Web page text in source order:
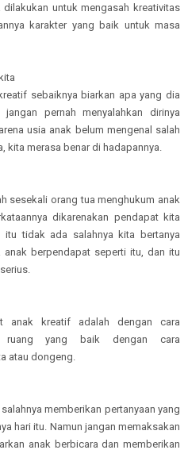
untuk mengasah kreativitas
karakter yang baik untuk masa
sebaiknya biarkan apa yang dia
pernah menyalahkan dirinya
usia anak belum mengenal salah
kita merasa benar di hadapannya.
sesekali orang tua menghukum anak
dikarenakan pendapat kita
itu tidak ada salahnya kita bertanya
berpendapat seperti itu, dan itu
anak kreatif adalah dengan cara
ruang yang baik dengan cara
atau dongeng.
memberikan pertanyaan yang
hari itu. Namun jangan memaksakan
anak berbicara dan memberikan